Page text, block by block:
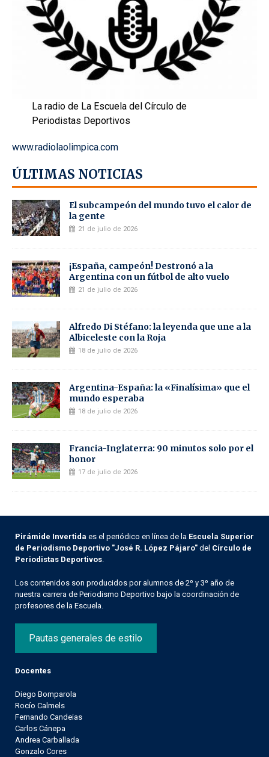
La radio de La Escuela del Círculo de
Periodistas Deportivos
www.radiolaolimpica.com
ÚLTIMAS NOTICIAS
El subcampeón del mundo tuvo el calor de
la gente
21 de julio de 2026
¡España, campeón! Destronó a la
Argentina con un fútbol de alto vuelo
21 de julio de 2026
Alfredo Di Stéfano: la leyenda que une a la
Albiceleste con la Roja
18 de julio de 2026
Argentina-España: la «Finalísima» que el
mundo esperaba
18 de julio de 2026
Francia-Inglaterra: 90 minutos solo por el
honor
17 de julio de 2026
Pirámide Invertida es el periódico en línea de la Escuela Superior
de Periodismo Deportivo "José R. López Pájaro" del Círculo de
Periodistas Deportivos
Los contenidos son producidos por alumnos de 2º y 3º año de
nuestra carrera de Periodismo Deportivo bajo la coordinación de
profesores de la Escuela.
Pautas generales de estilo
Docentes
Diego Bomparola
Rocío Calmels
Fernando Candeias
Carlos Cánepa
Andrea Carballada
Gonzalo Cores